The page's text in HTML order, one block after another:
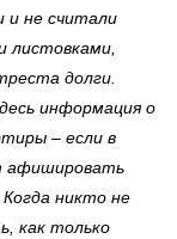
и не считали
долги.
информация о
– если в
афишировать
никто не
как только